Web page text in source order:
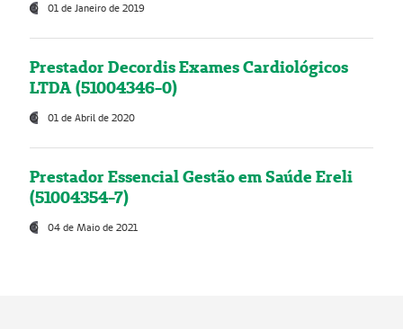
01 de Janeiro de 2019
Prestador Decordis Exames Cardiológicos
LTDA (51004346-0)
01 de Abril de 2020
Prestador Essencial Gestão em Saúde Ereli
(51004354-7)
04 de Maio de 2021